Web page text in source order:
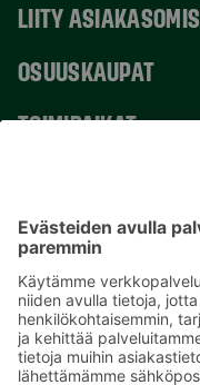
LIITY
OSUUSKAUPAT
TOIMIPAIKAT
Sähköpostiosoitteet